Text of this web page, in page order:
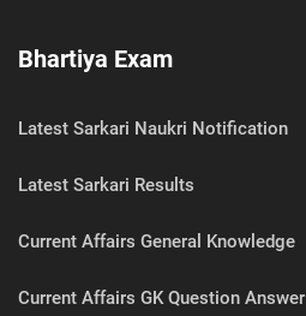
Bhartiya Exam
Latest Sarkari Naukri Notification
Latest Sarkari Results
Current Affairs General Knowledge
Current Affairs GK Question Answer